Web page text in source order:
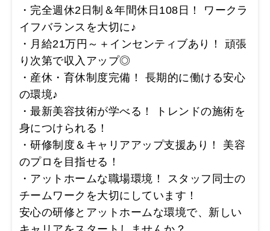
・完全週休2日制＆年間休日108日！ ワークラ
イフバランスを大切に♪
・月給21万円～＋インセンティブあり！ 頑張
り次第で収入アップ◎
・産休・育休制度完備！ 長期的に働ける安心
の環境♪
・最新美容技術が学べる！ トレンドの施術を
身につけられる！
・研修制度＆キャリアアップ支援あり！ 美容
のプロを目指せる！
・アットホームな職場環境！ スタッフ同士の
チームワークを大切にしています！
安心の研修とアットホームな環境で、新しい